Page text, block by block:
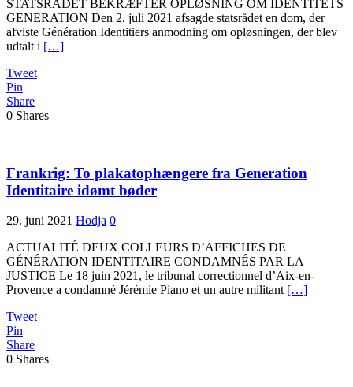
STATSRÅDET BEKRÆFTER OPLØSNING OM IDENTITETS
GENERATION Den 2. juli 2021 afsagde statsrådet en dom, der
afviste Génération Identitiers anmodning om opløsningen, der blev
udtalt i […]
Tweet
Pin
Share
0 Shares
Frankrig: To plakatophængere fra Generation
Identitaire idømt bøder
29. juni 2021 Hodja 0
ACTUALITÉ DEUX COLLEURS D’AFFICHES DE
GÉNÉRATION IDENTITAIRE CONDAMNÉS PAR LA
JUSTICE Le 18 juin 2021, le tribunal correctionnel d’Aix-en-
Provence a condamné Jérémie Piano et un autre militant […]
Tweet
Pin
Share
0 Shares